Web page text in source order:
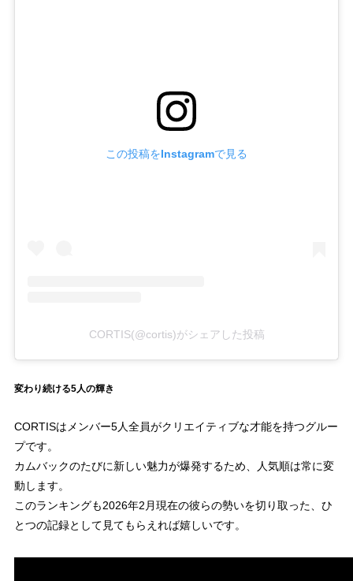
この投稿をInstagramで見る
CORTIS(@cortis)がシェアした投稿
変わり続ける5人の輝き
CORTISはメンバー5人全員がクリエイティブな才能を持つグルー
プです。
カムバックのたびに新しい魅力が爆発するため、人気順は常に変
動します。
このランキングも2026年2月現在の彼らの勢いを切り取った、ひ
とつの記録として見てもらえれば嬉しいです。